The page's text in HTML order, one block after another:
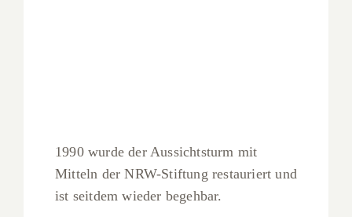
1990 wurde der Aussichtsturm mit
Mitteln der NRW-Stiftung restauriert und
ist seitdem wieder begehbar.